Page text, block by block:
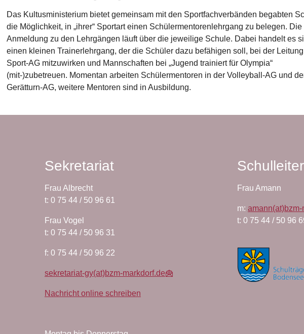
Das Kultusministerium bietet gemeinsam mit den Sportfachverbänden begabten
die Möglichkeit, in „ihrer“ Sportart einen Schülermentorenlehrgang zu belegen. Die
Anmeldung zu den Lehrgängen läuft über die jeweilige Schule. Dabei handelt es
einen kleinen Trainerlehrgang, der die Schüler dazu befähigen soll, bei der
Sport-AG mitzuwirken und Mannschaften bei „Jugend trainiert für Olympia“
(mit-)zubetreuen. Momentan arbeiten Schülermentoren in der Volleyball-AG und
Gerätturn-AG, weitere Mentoren sind in Ausbildung.
Sekretariat
Frau Albrecht
t: 0 75 44 / 50 96 61
Frau Vogel
t: 0 75 44 / 50 96 31
f: 0 75 44 / 50 96 22
sekretariat-gy(at)bzm-markdorf.de
Nachricht online schreiben
Frau Amann
m: amann(at)bzm-
t: 0 75 44 / 50 96